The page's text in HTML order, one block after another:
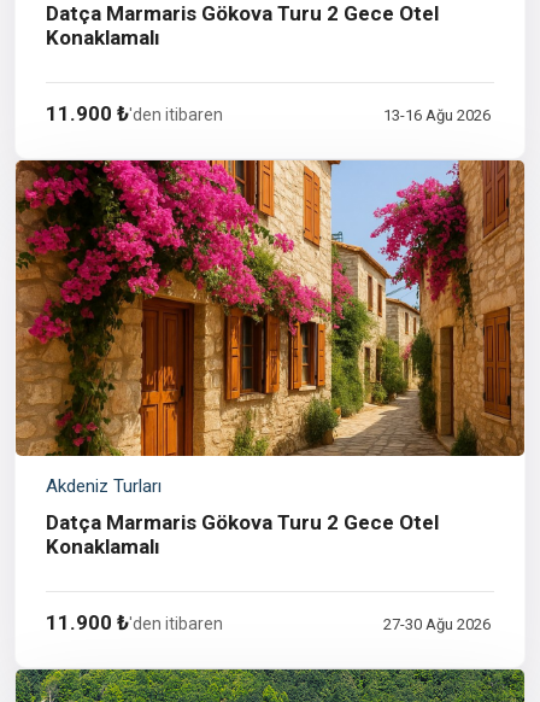
Datça Marmaris Gökova Turu 2 Gece Otel
Konaklamalı
11.900 ₺'den itibaren 13-16 Ağu 2026
Akdeniz Turları
Datça Marmaris Gökova Turu 2 Gece Otel
Konaklamalı
11.900 ₺'den itibaren 27-30 Ağu 2026